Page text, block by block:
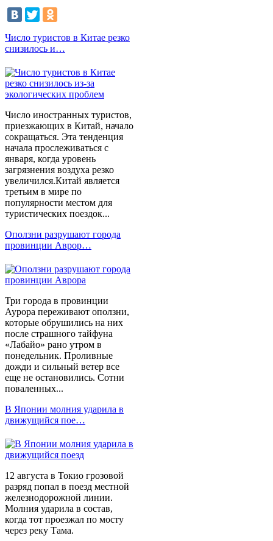
Число туристов в Китае резко
снизилось и…
Число иностранных туристов,
приезжающих в Китай, начало
сокращаться. Эта тенденция
начала прослеживаться с
января, когда уровень
загрязнения воздуха резко
увеличился.Китай является
третьим в мире по
популярности местом для
туристических поездок...
Оползни разрушают города
провинции Аврор…
Три города в провинции
Аурора переживают оползни,
которые обрушились на них
после страшного тайфуна
«Лабайо» рано утром в
понедельник. Проливные
дожди и сильный ветер все
еще не остановились. Сотни
поваленных...
В Японии молния ударила в
движущийся пое…
12 августа в Токио грозовой
разряд попал в поезд местной
железнодорожной линии.
Молния ударила в состав,
когда тот проезжал по мосту
через реку Тама.